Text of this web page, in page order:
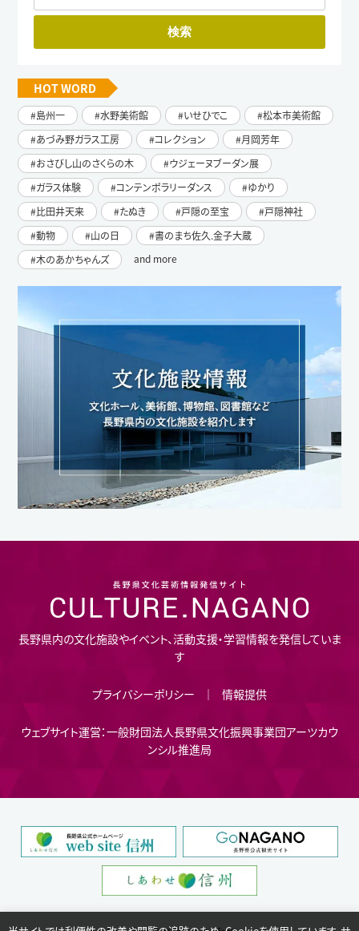
HOT WORD
島州一 水野美術館 いせひでこ
松本市美術館
あづみ野ガラス工房
コレクション
月岡芳年
おさびし山のさくらの木
ウジェーヌブーダン展
ガラス体験
コンテンポラリーダンス
ゆかり
比田井天来
たぬき 戸隠の至宝
戸隠神社
動物
山の日
書のまち佐久.金子大蔵
木のあかちゃんズ
and more
長野県内の文化施設やイベント、活動支援・学習情報を発信していま
す
プライバシーポリシー 情報提供
ウェブサイト運営：一般財団法人長野県文化振興事業団アーツカウ
ンシル推進局